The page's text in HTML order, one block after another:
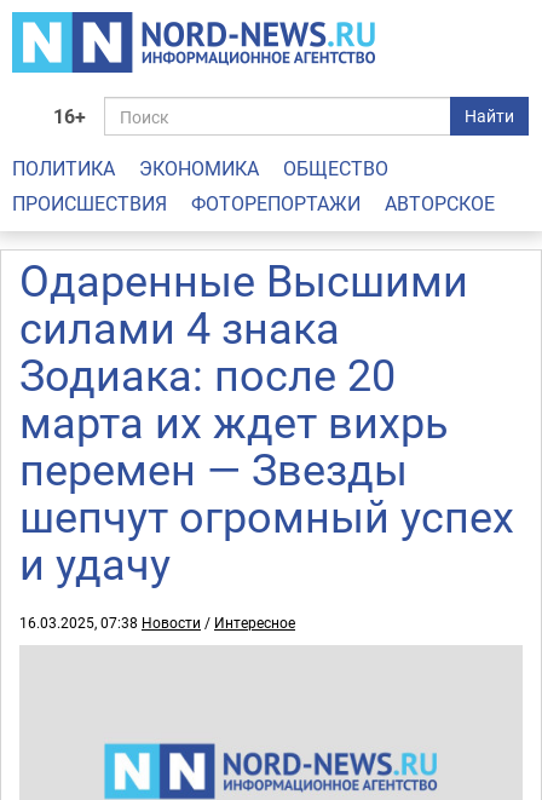
16+ Найти
ПОЛИТИКА ЭКОНОМИКА
ОБЩЕСТВО
ПРОИСШЕСТВИЯ
ФОТОРЕПОРТАЖИ АВТОРСКОЕ
Одаренные Высшими
силами 4 знака
Зодиака: после 20
марта их ждет вихрь
перемен — Звезды
шепчут огромный успех
и удачу
16.03.2025, 07:38 Новости / Интересное